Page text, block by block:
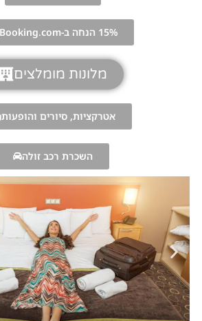
15% הנחה ב-Booking.com
מלונות מומלצים
אטרקציות, סיורים והופעות
השכרת רכב זולה